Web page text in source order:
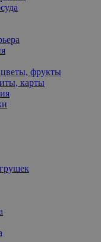
фрукты
карты